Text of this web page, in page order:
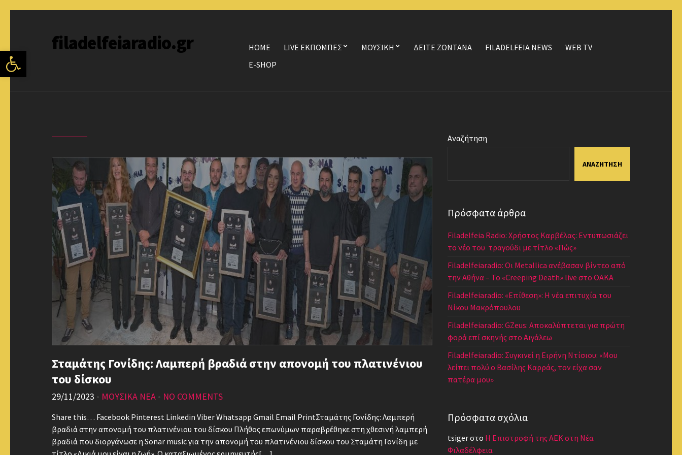
Ανοίξτε τη γραμμή εργαλείων
filadelfeiaradio.gr HOME LIVE ΕΚΠΟΜΠΕΣ ΜΟΥΣΙΚΗ ΔΕΙΤΕ ΖΩΝΤΑΝΑ FILADELFEIA NEWS
WEB TV
E-SHOP
Σταμάτης Γονίδης: Λαμπερή βραδιά στην απονομή του πλατινένιου
του δίσκου
29/11/2023 • ΜΟΥΣΙΚΑ ΝΕΑ • NO COMMENTS
Share this… Facebook Pinterest Linkedin Viber Whatsapp Gmail Email PrintΣταμάτης Γονίδης: Λαμπερή
βραδιά στην απονομή του πλατινένιου του δίσκου Πλήθος επωνύμων παραβρέθηκε στη χθεσινή λαμπερή
βραδιά που διοργάνωσε η Sonar music για την απονομή του πλατινένιου δίσκου του Σταμάτη Γονίδη με
Αναζήτηση
ΑΝΑΖΉΤΗΣΗ
Πρόσφατα άρθρα
Filadelfeia Radio: Χρήστος Καρβέλας: Εντυπωσιάζει
το νέο του τραγούδι με τίτλο «Πώς»
Filadelfeiaradio: Οι Metallica ανέβασαν βίντεο από
την Αθήνα – Το «Creeping Death» live στο ΟΑΚΑ
Filadelfeiaradio: «Επίθεση»: Η νέα επιτυχία του
Νίκου Μακρόπουλου
Filadelfeiaradio: GZeus: Αποκαλύπτεται για πρώτη
φορά επί σκηνής στο Αιγάλεω
Filadelfeiaradio: Συγκινεί η Ειρήνη Ντίσιου: «Μου
λείπει πολύ ο Βασίλης Καρράς, τον είχα σαν
πατέρα μου»
Πρόσφατα σχόλια
tsigerστο Η Επιστροφή της ΑΕΚ στη Νέα
Φιλαδέλφεια